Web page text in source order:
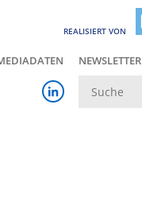
REALISIERT VON
NEWSLETTER